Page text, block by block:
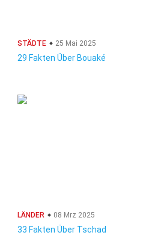
STÄDTE 25 Mai 2025
29 Fakten Über Bouaké
LÄNDER 08 Mrz 2025
33 Fakten Über Tschad